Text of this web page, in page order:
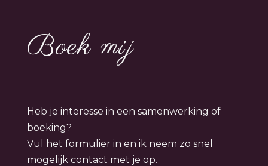
Boek mij
Heb je interesse in een samenwerking of
boeking?
Vul het formulier in en ik neem zo snel
mogelijk contact met je op.